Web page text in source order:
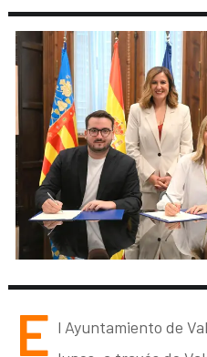
E l Ayuntamiento de